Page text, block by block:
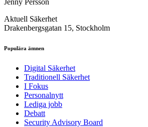
Jenny Persson
Aktuell Säkerhet
Drakenbergsgatan 15, Stockholm
Populära ämnen
Digital Säkerhet
Traditionell Säkerhet
I Fokus
Personalnytt
Lediga jobb
Debatt
Security Advisory Board